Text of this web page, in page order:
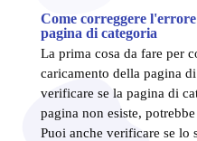
Come correggere
pagina di categoria
La prima cosa da fare per
caricamento della pagina
verificare se la pagina di
pagina non esiste,
Puoi anche verificare se lo